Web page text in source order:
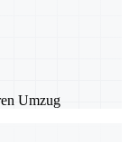
Umzug